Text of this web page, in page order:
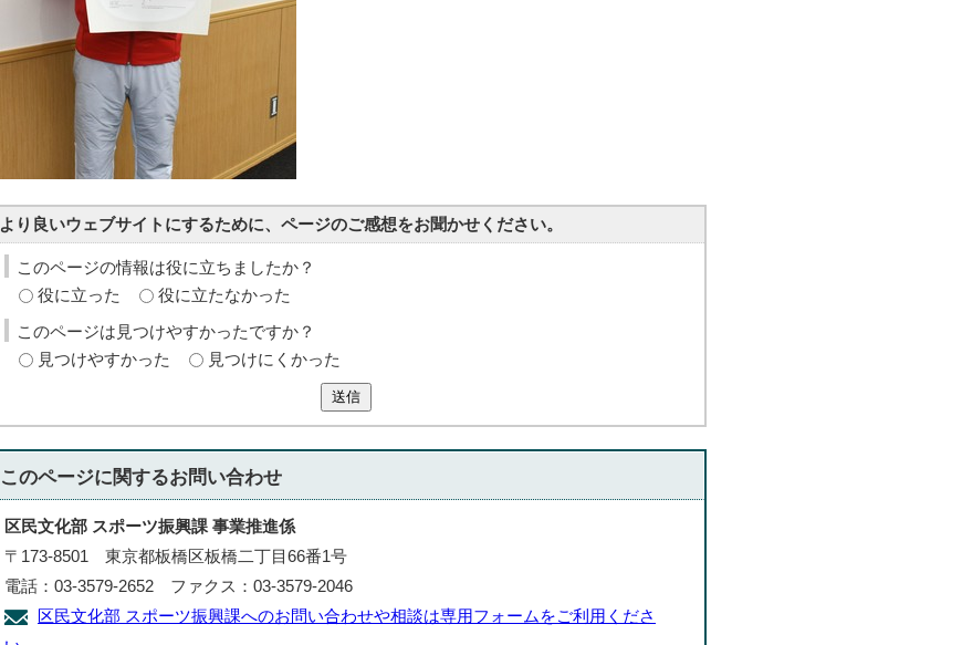
より良いウェブサイトにするために、ページのご感想をお聞かせください。
このページの情報は役に立ちましたか？
役に立った
役に立たなかった
このページは見つけやすかったですか？
見つけやすかった
見つけにくかった
送信
このページに関するお問い合わせ
区民文化部 スポーツ振興課 事業推進係
〒173-8501 東京都板橋区板橋二丁目66番1号
電話：03-3579-2652 ファクス：03-3579-2046
区民文化部 スポーツ振興課へのお問い合わせや相談は専用フォームをご利用くださ